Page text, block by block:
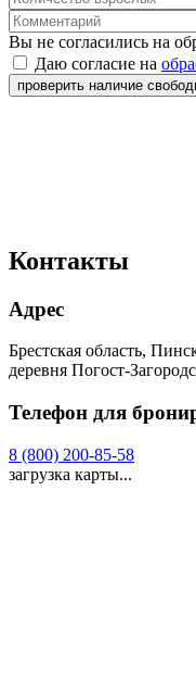
Вы не согласились на
Даю согласие на
проверить наличие
Контакты
Адрес
Брестская область,
деревня Погост-
Телефон для
8 (800) 200-85-58
загрузка карты...